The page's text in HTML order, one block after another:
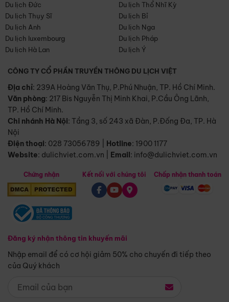
Du lịch Đức
Du lịch Thổ Nhĩ Kỳ
Du lịch Thụy Sĩ
Du lịch Bỉ
Du lịch Anh
Du lịch Nga
Du lịch luxembourg
Du lịch Pháp
Du lịch Hà Lan
Du lịch Ý
CÔNG TY CỔ PHẦN TRUYỀN THÔNG DU LỊCH VIỆT
Địa chỉ: 239A Hoàng Văn Thụ, P.Phú Nhuận, TP. Hồ Chí Minh.
Văn phòng: 217 Bis Nguyễn Thị Minh Khai, P.Cầu Ông Lãnh,
TP. Hồ Chí Minh.
Chi nhánh Hà Nội: Tầng 3, số 243 xã Đàn, P.Đống Đa, TP. Hà
Nội
Điện thoại: 028 73056789 Hotline: 1900 1177
Website: dulichviet.com.vn Email: info@dulichviet.com.vn
Chứng nhận
Đăng ký nhận thông tin khuyến mãi
Nhập email để có cơ hội giảm 50% cho chuyến đi tiếp theo
của Quý khách
Kết nối với chúng tôi Chấp nhận thanh toán